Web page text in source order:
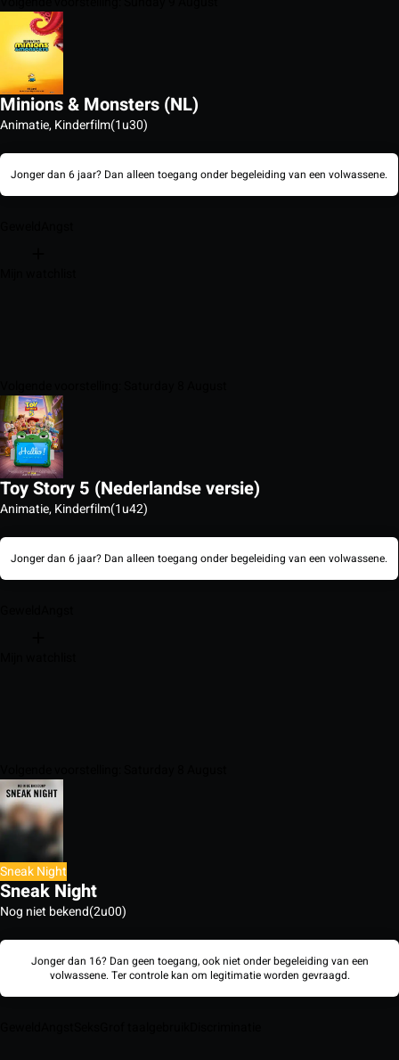
Minions & Monsters (NL)
Animatie, Kinderfilm(1u30)
Jonger dan 6 jaar? Dan alleen toegang onder begeleiding van een volwassene.
Toy Story 5 (Nederlandse versie)
Animatie, Kinderfilm(1u42)
Jonger dan 6 jaar? Dan alleen toegang onder begeleiding van een volwassene.
Sneak Night
Sneak Night
Nog niet bekend(2u00)
Jonger dan 16? Dan geen toegang, ook niet onder begeleiding van een
volwassene. Ter controle kan om legitimatie worden gevraagd.